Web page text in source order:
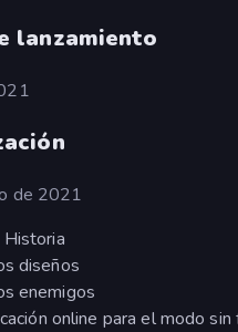
lanzamiento
de 2021
diseños
enemigos
online para el modo sin